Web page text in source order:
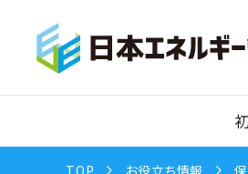
TOP お役立ち情報